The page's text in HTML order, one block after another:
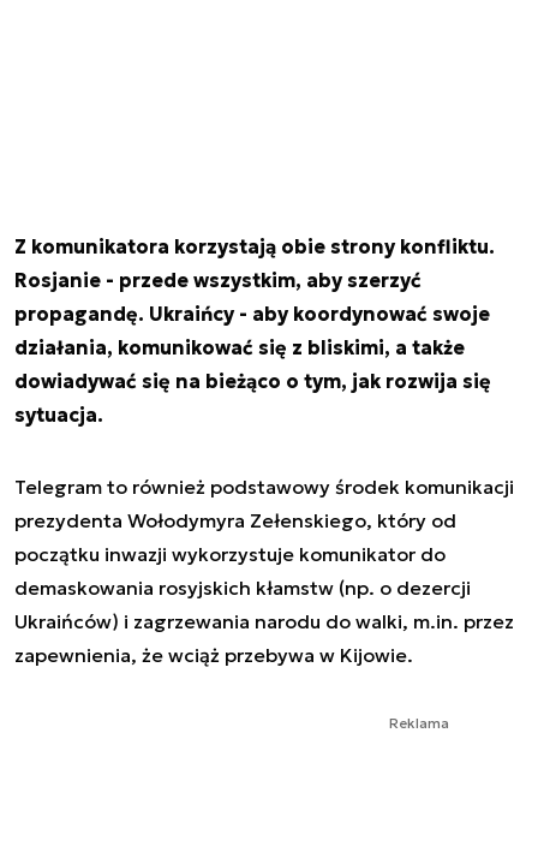
Z komunikatora korzystają obie strony konfliktu.
Rosjanie - przede wszystkim, aby szerzyć
propagandę. Ukraińcy - aby koordynować swoje
działania, komunikować się z bliskimi, a także
dowiadywać się na bieżąco o tym, jak rozwija się
sytuacja.
Telegram to również podstawowy środek komunikacji
prezydenta Wołodymyra Zełenskiego, który od
początku inwazji wykorzystuje komunikator do
demaskowania rosyjskich kłamstw (np. o dezercji
Ukraińców) i zagrzewania narodu do walki, m.in. przez
zapewnienia, że wciąż przebywa w Kijowie.
Reklama